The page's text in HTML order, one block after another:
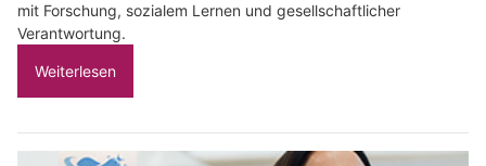
mit Forschung, sozialem Lernen und gesellschaftlicher
Verantwortung.
Weiterlesen